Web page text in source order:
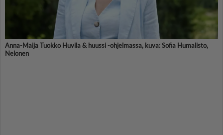
Anna-Maija Tuokko Huvila & huussi -ohjelmassa, kuva: Sofia Humalisto,
Nelonen